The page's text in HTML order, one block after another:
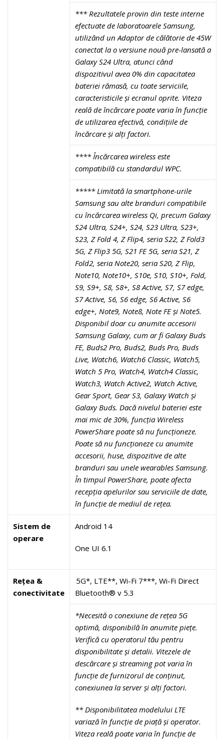
*** Rezultatele provin din teste interne
efectuate de laboratoarele Samsung,
utilizând un Adaptor de călătorie de 45W
conectat la o versiune nouă pre-lansată a
Galaxy S24 Ultra, atunci când
dispozitivul avea 0% din capacitatea
bateriei rămasă, cu toate serviciile,
caracteristicile și ecranul oprite. Viteza
reală de încărcare poate varia în funcție
de utilizarea efectivă, condițiile de
încărcare și alți factori.
**** Încărcarea wireless este
compatibilă cu standardul WPC.
***** Limitată la smartphone-urile
Samsung sau alte branduri compatibile
cu încărcarea wireless Qi, precum Galaxy
S24 Ultra, S24+, S24, S23 Ultra, S23+,
S23, Z Fold 4, Z Flip4, seria S22, Z Fold3
5G, Z Flip3 5G, S21 FE 5G, seria S21, Z
Fold2, seria Note20, seria S20, Z Flip,
Note10, Note10+, S10e, S10, S10+, Fold,
S9, S9+, S8, S8+, S8 Active, S7, S7 edge,
S7 Active, S6, S6 edge, S6 Active, S6
edge+, Note9, Note8, Note FE și Note5.
Disponibil doar cu anumite accesorii
Samsung Galaxy, cum ar fi Galaxy Buds
FE, Buds2 Pro, Buds2, Buds Pro, Buds
Live, Watch6, Watch6 Classic, Watch5,
Watch 5 Pro, Watch4, Watch4 Classic,
Watch3, Watch Active2, Watch Active,
Gear Sport, Gear S3, Galaxy Watch și
Galaxy Buds. Dacă nivelul bateriei este
mai mic de 30%, funcția Wireless
PowerShare poate să nu funcționeze.
Poate să nu funcționeze cu anumite
accesorii, huse, dispozitive de alte
branduri sau unele wearables Samsung.
În timpul PowerShare, poate afecta
recepția apelurilor sau serviciile de date,
în funcție de mediul de rețea.
Sistem de
operare
Android 14
One UI 6.1
Rețea &
conectivitate
5G*, LTE**, Wi-Fi 7***, Wi-Fi Direct
Bluetooth® v 5.3
*Necesită o conexiune de rețea 5G
optimă, disponibilă în anumite piețe.
Verifică cu operatorul tău pentru
disponibilitate și detalii. Vitezele de
descărcare și streaming pot varia în
funcție de furnizorul de conținut,
conexiunea la server și alți factori.
** Disponibilitatea modelului LTE
variază în funcție de piață și operator.
Viteza reală poate varia în funcție de